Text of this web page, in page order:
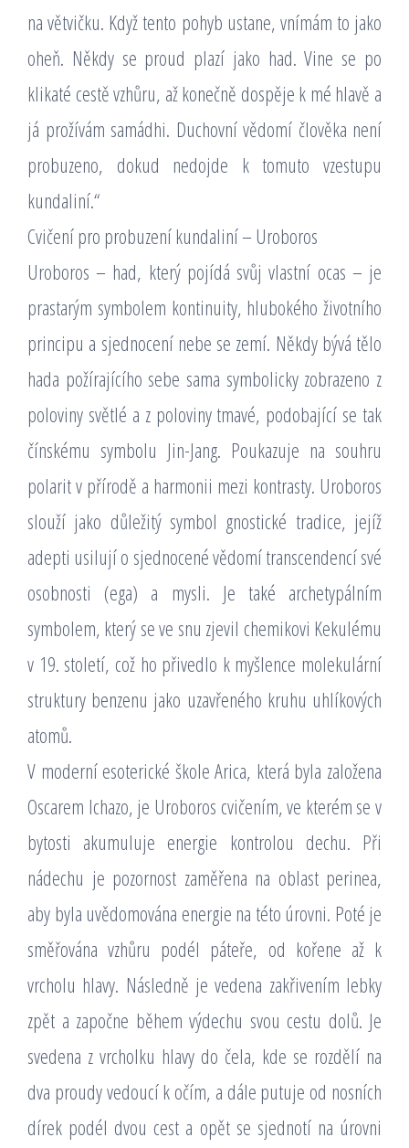
na větvičku. Když tento pohyb ustane, vnímám to jako
oheň. Někdy se proud plazí jako had. Vine se po
klikaté cestě vzhůru, až konečně dospěje k mé hlavě a
já prožívám samádhi. Duchovní vědomí člověka není
probuzeno, dokud nedojde k tomuto vzestupu
kundaliní.“
Cvičení pro probuzení kundaliní – Uroboros
Uroboros – had, který pojídá svůj vlastní ocas – je
prastarým symbolem kontinuity, hlubokého životního
principu a sjednocení nebe se zemí. Někdy bývá tělo
hada požírajícího sebe sama symbolicky zobrazeno z
poloviny světlé a z poloviny tmavé, podobající se tak
čínskému symbolu Jin-Jang. Poukazuje na souhru
polarit v přírodě a harmonii mezi kontrasty. Uroboros
slouží jako důležitý symbol gnostické tradice, jejíž
adepti usilují o sjednocené vědomí transcendencí své
osobnosti (ega) a mysli. Je také archetypálním
symbolem, který se ve snu zjevil chemikovi Kekulému
v 19. století, což ho přivedlo k myšlence molekulární
struktury benzenu jako uzavřeného kruhu uhlíkových
atomů.
V moderní esoterické škole Arica, která byla založena
Oscarem Ichazo, je Uroboros cvičením, ve kterém se v
bytosti akumuluje energie kontrolou dechu. Při
nádechu je pozornost zaměřena na oblast perinea,
aby byla uvědomována energie na této úrovni. Poté je
směřována vzhůru podél páteře, od kořene až k
vrcholu hlavy. Následně je vedena zakřivením lebky
zpět a započne během výdechu svou cestu dolů. Je
svedena z vrcholku hlavy do čela, kde se rozdělí na
dva proudy vedoucí k očím, a dále putuje od nosních
dírek podél dvou cest a opět se sjednotí na úrovni